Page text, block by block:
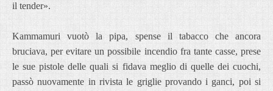
il tender».
Kammamuri vuotò la pipa, spense il tabacco che ancora
bruciava, per evitare un possibile incendio fra tante casse, prese
le sue pistole delle quali si fidava meglio di quelle dei cuochi,
passò nuovamente in rivista le griglie provando i ganci, poi si